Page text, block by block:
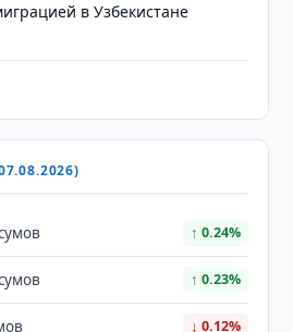
в Узбекистане
↑ 0.24%
↑ 0.23%
↓ 0.12%